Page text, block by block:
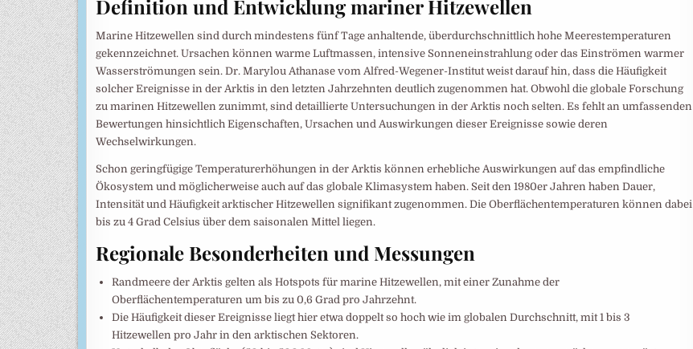
Definition und Entwicklung mariner Hitzewellen
Marine Hitzewellen sind durch mindestens fünf Tage anhaltende, überdurchschnittlich hohe Meerestemperaturen
gekennzeichnet. Ursachen können warme Luftmassen, intensive Sonneneinstrahlung oder das Einströmen warmer
Wasserströmungen sein. Dr. Marylou Athanase vom Alfred-Wegener-Institut weist darauf hin, dass die Häufigkeit
solcher Ereignisse in der Arktis in den letzten Jahrzehnten deutlich zugenommen hat. Obwohl die globale Forschung
zu marinen Hitzewellen zunimmt, sind detaillierte Untersuchungen in der Arktis noch selten. Es fehlt an umfassenden
Bewertungen hinsichtlich Eigenschaften, Ursachen und Auswirkungen dieser Ereignisse sowie deren
Wechselwirkungen.
Schon geringfügige Temperaturerhöhungen in der Arktis können erhebliche Auswirkungen auf das empfindliche
Ökosystem und möglicherweise auch auf das globale Klimasystem haben. Seit den 1980er Jahren haben Dauer,
Intensität und Häufigkeit arktischer Hitzewellen signifikant zugenommen. Die Oberflächentemperaturen können dabei
bis zu 4 Grad Celsius über dem saisonalen Mittel liegen.
Regionale Besonderheiten und Messungen
Randmeere der Arktis gelten als Hotspots für marine Hitzewellen, mit einer Zunahme der
Oberflächentemperaturen um bis zu 0,6 Grad pro Jahrzehnt.
Die Häufigkeit dieser Ereignisse liegt hier etwa doppelt so hoch wie im globalen Durchschnitt, mit 1 bis 3
Hitzewellen pro Jahr in den arktischen Sektoren.